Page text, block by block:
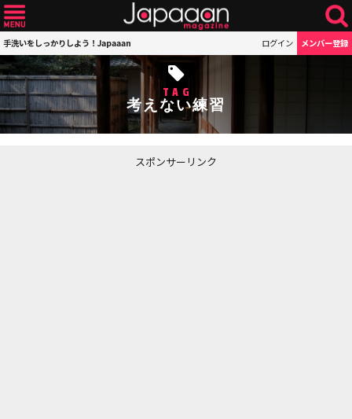
手洗いをしっかりしよう！Japaaan ログイン メンバー登録
TAG
考えない練習
スポンサーリンク